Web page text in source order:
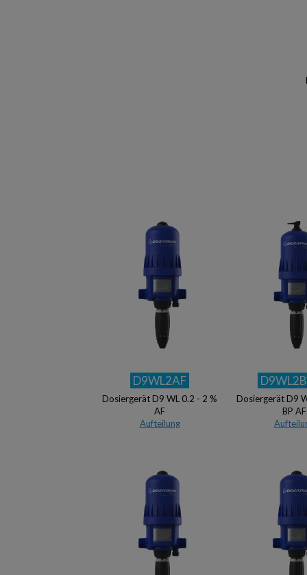
D9WL2AF
Dosiergerät D9 WL 0.2 - 2 %
AF
Aufteilung
Dosiergerät D9
BP AF